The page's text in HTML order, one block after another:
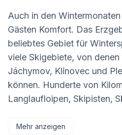
Auch in den
Gästen Komfort. Das
beliebtes Gebiet für
viele Skigebiete, von
Jáchymov, Klínovec und
können. Hunderte von
Langlaufloipen, Skipisten,
Mehr anzeigen